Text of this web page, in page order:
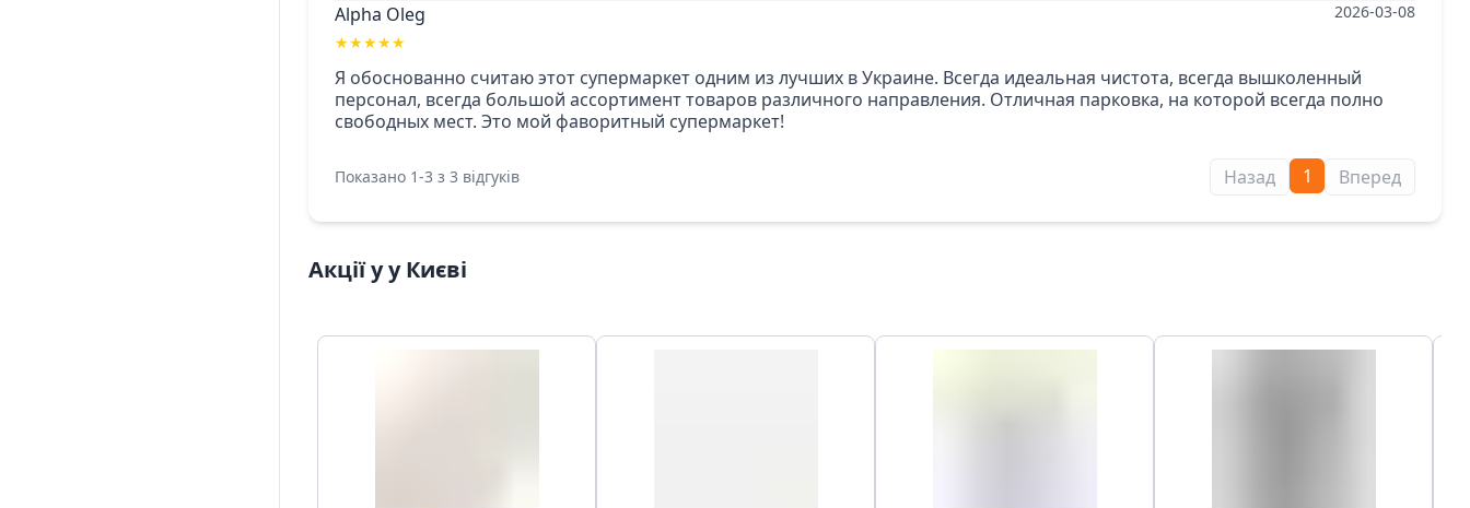
Alpha Oleg
★★★★★
2026-03-08
Я обоснованно считаю этот супермаркет одним из лучших в Украине. Всегда идеальная чистота, всегда вышколенный
персонал, всегда большой ассортимент товаров различного направления. Отличная парковка, на которой всегда полно
свободных мест. Это мой фаворитный супермаркет!
Показано 1-3 з 3 відгуків Назад 1 Вперед
Акції у у Києві